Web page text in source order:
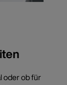
oder ob für